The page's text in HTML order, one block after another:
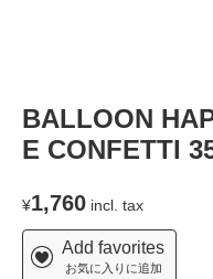
BALLOON
E
¥1,760 incl. tax
Add favorites
お気に入りに追加